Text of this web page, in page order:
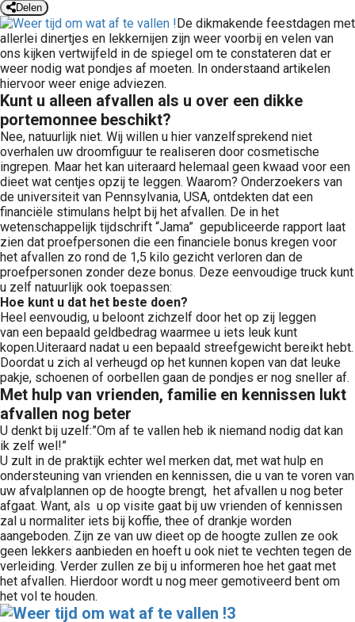
Delen
De dikmakende feestdagen met
allerlei dinertjes en lekkernijen zijn weer voorbij en velen van
ons kijken vertwijfeld in de spiegel om te constateren dat er
weer nodig wat pondjes af moeten. In onderstaand artikelen
hiervoor weer enige adviezen.
Kunt u alleen afvallen als u over een dikke
portemonnee beschikt?
Nee, natuurlijk niet. Wij willen u hier vanzelfsprekend niet
overhalen uw droomfiguur te realiseren door cosmetische
ingrepen. Maar het kan uiteraard helemaal geen kwaad voor een
dieet wat centjes opzij te leggen. Waarom? Onderzoekers van
de universiteit van Pennsylvania, USA, ontdekten dat een
financiële stimulans helpt bij het afvallen. De in het
wetenschappelijk tijdschrift “Jama” gepubliceerde rapport laat
zien dat proefpersonen die een financiele bonus kregen voor
het afvallen zo rond de 1,5 kilo gezicht verloren dan de
proefpersonen zonder deze bonus. Deze eenvoudige truck kunt
u zelf natuurlijk ook toepassen:
Hoe kunt u dat het beste doen?
Heel eenvoudig, u beloont zichzelf door het op zij leggen
van een bepaald geldbedrag waarmee u iets leuk kunt
kopen.Uiteraard nadat u een bepaald streefgewicht bereikt hebt.
Doordat u zich al verheugd op het kunnen kopen van dat leuke
pakje, schoenen of oorbellen gaan de pondjes er nog sneller af.
Met hulp van vrienden, familie en kennissen lukt
afvallen nog beter
U denkt bij uzelf:”Om af te vallen heb ik niemand nodig dat kan
ik zelf wel!”
U zult in de praktijk echter wel merken dat, met wat hulp en
ondersteuning van vrienden en kennissen, die u van te voren van
uw afvalplannen op de hoogte brengt, het afvallen u nog beter
afgaat. Want, als u op visite gaat bij uw vrienden of kennissen
zal u normaliter iets bij koffie, thee of drankje worden
aangeboden. Zijn ze van uw dieet op de hoogte zullen ze ook
geen lekkers aanbieden en hoeft u ook niet te vechten tegen de
verleiding. Verder zullen ze bij u informeren hoe het gaat met
het afvallen. Hierdoor wordt u nog meer gemotiveerd bent om
het vol te houden.